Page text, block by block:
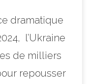
dramatique
l’Ukraine
de milliers
repousser